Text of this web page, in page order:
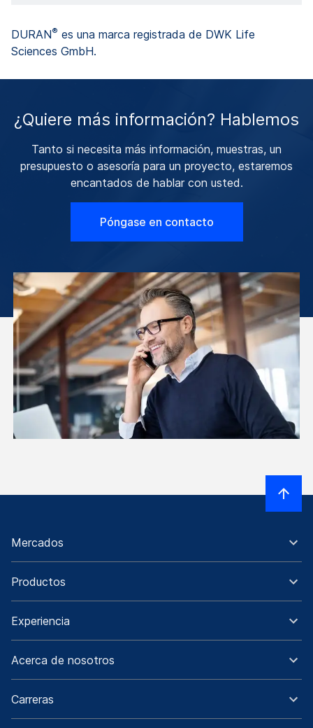
DURAN® es una marca registrada de DWK Life
Sciences GmbH.
¿Quiere más información? Hablemos
Tanto si necesita más información, muestras, un
presupuesto o asesoría para un proyecto, estaremos
encantados de hablar con usted.
Póngase en contacto
Mercados
Productos
Experiencia
Acerca de nosotros
Carreras